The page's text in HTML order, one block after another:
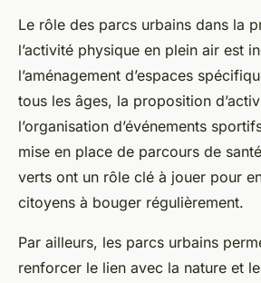
Le rôle des parcs urbains dans la
l’activité physique en plein air est
l’aménagement d’espaces
tous les âges, la proposition
l’organisation d’événements
mise en place de parcours de
verts ont un rôle clé à jouer pour
citoyens à bouger régulièrement.
Par ailleurs, les parcs urbains
renforcer le lien avec la nature et